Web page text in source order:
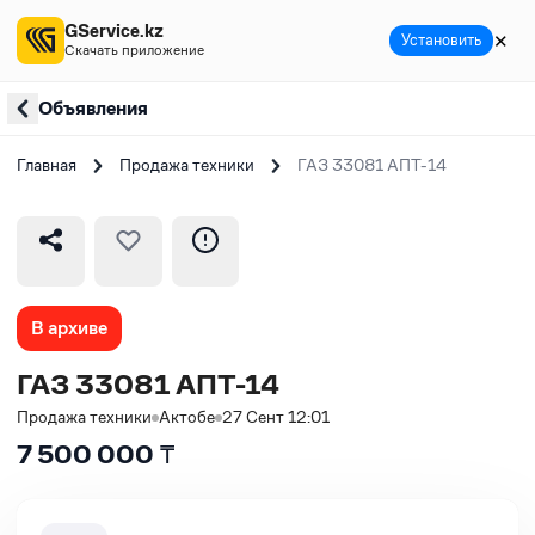
Объявления
Главная Продажа техники ГАЗ 33081 АПТ-14
В архиве
ГАЗ 33081 АПТ-14
Продажа техники Актобе 27 Сент 12:01
7 500 000 ₸
GService.kz
Скачать приложение Установить ✕